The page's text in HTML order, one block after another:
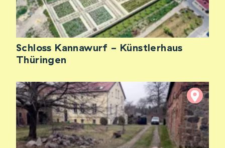
Schloss Kannawurf - Künstlerhaus
Thüringen